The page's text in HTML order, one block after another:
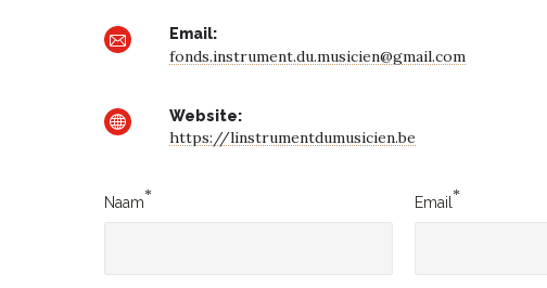
Email:
fonds.instrument.du.musicien@gmail.com
Website:
https://linstrumentdumusicien.be
Naam* Email *